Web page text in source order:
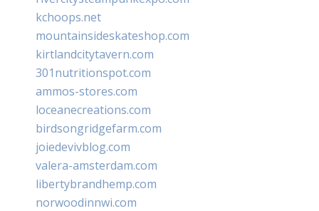
kchoops.net
mountainsideskateshop.com
kirtlandcitytavern.com
301nutritionspot.com
ammos-stores.com
loceanecreations.com
birdsongridgefarm.com
joiedevivblog.com
valera-amsterdam.com
libertybrandhemp.com
norwoodinnwi.com